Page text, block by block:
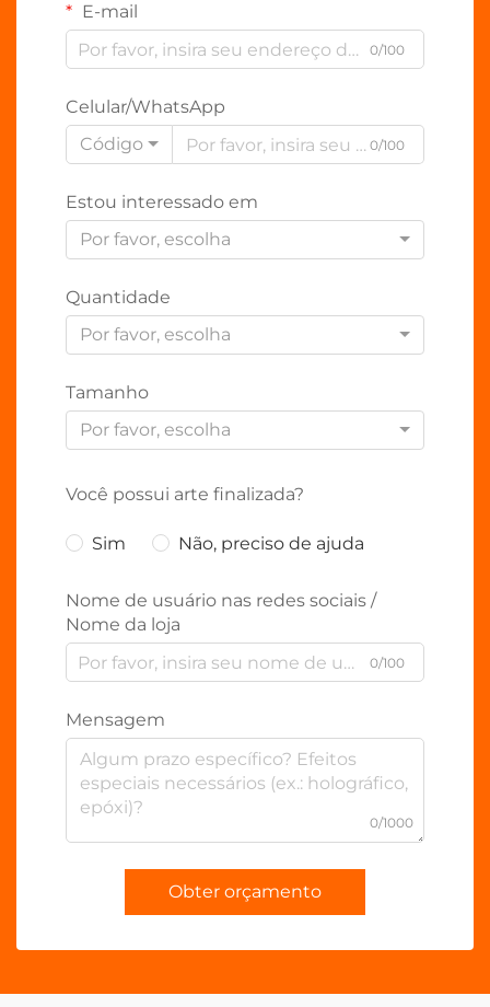
E-mail
0/100
Celular/WhatsApp
Código
0/100
Estou interessado em
Por favor, escolha
Quantidade
Por favor, escolha
Tamanho
Por favor, escolha
Você possui arte finalizada?
Sim Não, preciso de ajuda
Nome de usuário nas redes sociais /
Nome da loja
0/100
Mensagem
0/1000
Obter orçamento